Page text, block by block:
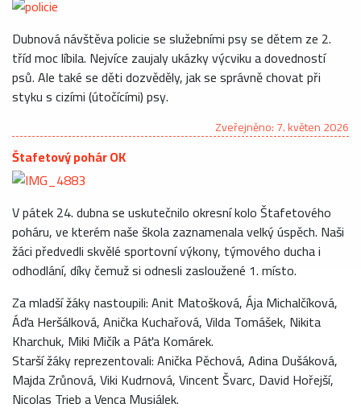
Dubnová návštěva policie se služebními psy se dětem ze 2.
tříd moc líbila. Nejvíce zaujaly ukázky výcviku a dovedností
psů. Ale také se děti dozvěděly, jak se správně chovat při
styku s cizími (útočícími) psy.
Zveřejněno: 7. květen 2026
Štafetový pohár OK
V pátek 24. dubna se uskutečnilo okresní kolo Štafetového
poháru, ve kterém naše škola zaznamenala velký úspěch. Naši
žáci předvedli skvělé sportovní výkony, týmového ducha i
odhodlání, díky čemuž si odnesli zasloužené 1. místo.
Za mladší žáky nastoupili: Anit Matošková, Ája Michalčíková,
Áďa Heršálková, Anička Kuchařová, Vilda Tomášek, Nikita
Kharchuk, Miki Mičík a Páťa Komárek.
Starší žáky reprezentovali: Anička Pěchová, Adina Dušáková,
Majda Zrůnová, Viki Kudrnová, Vincent Švarc, David Hořejší,
Nicolas Trieb a Venca Musiálek.